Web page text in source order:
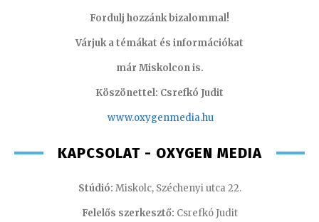
Fordulj hozzánk bizalommal!
Várjuk a témákat és információkat
már Miskolcon is.
Köszönettel: Csrefkó Judit
www.oxygenmedia.hu
KAPCSOLAT - OXYGEN MEDIA
Stúdió: Miskolc, Széchenyi utca 22.
Felelős szerkesztő: Csrefkó Judit